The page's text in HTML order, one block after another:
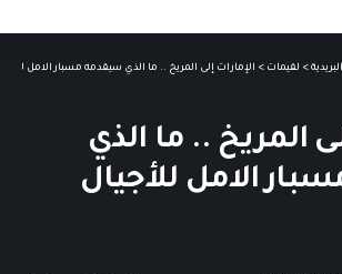
> لقيمات > الإمارات إلى المريخ .. ما الذي سيقدمه مسبار الامل
المريخ .. ما الذي
الامل للأجيال